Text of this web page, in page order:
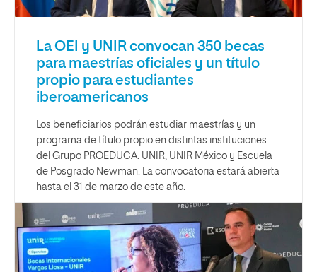
La OEI y UNIR convocan 350 becas
para maestrías oficiales y un título
propio para estudiantes
iberoamericanos
Los beneficiarios podrán estudiar maestrías y un
programa de título propio en distintas instituciones
del Grupo PROEDUCA: UNIR, UNIR México y Escuela
de Posgrado Newman. La convocatoria estará abierta
hasta el 31 de marzo de este año.